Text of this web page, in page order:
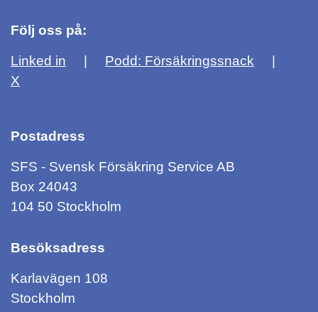
Följ oss på:
Linked in
Podd: Försäkringssnack
X
Postadress
SFS - Svensk Försäkring Service AB
Box 24043
104 50 Stockholm
Besöksadress
Karlavägen 108
Stockholm